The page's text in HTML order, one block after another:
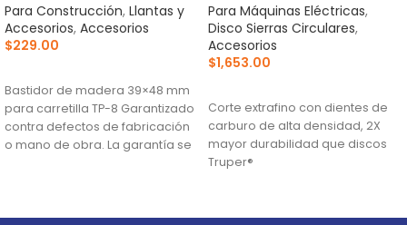
Para Construcción, Llantas y
Accesorios, Accesorios
$229.00
Bastidor de madera 39×48 mm
para carretilla TP-8 Garantizado
contra defectos de fabricación
o mano de obra. La garantía se
Para Máquinas Eléctricas,
Disco Sierras Circulares,
Accesorios
$1,653.00
Corte extrafino con dientes de
carburo de alta densidad, 2X
mayor durabilidad que discos
Truper®
proporciona mejor acabado